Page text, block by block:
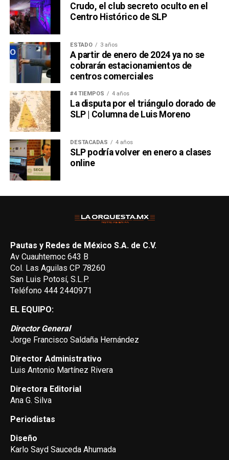
Crudo, el club secreto oculto en el
Centro Histórico de SLP
ESTADO 3 años
A partir de enero de 2024 ya no se
cobrarán estacionamientos de
centros comerciales
#4 TIEMPOS 4 años
La disputa por el triángulo dorado de
SLP | Columna de Luis Moreno
DESTACADAS 4 años
SLP podría volver en enero a clases
online
Pautas y Redes de México S.A. de C.V.
Av Cuauhtemoc 643 B
Col. Las Aguilas CP 78260
San Luis Potosí, S.L.P.
Teléfono 444 2440971
EL EQUIPO:
Director General
Jorge Francisco Saldaña Hernández
Director Administrativo
Luis Antonio Martínez Rivera
Directora Editorial
Ana G. Silva
Periodistas
Diseño
Karlo Sayd Sauceda Ahumada